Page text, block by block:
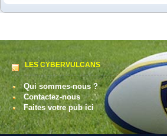
LES CYBERVULCANS
Qui sommes-nous ?
Contactez-nous
Faites votre pub ici